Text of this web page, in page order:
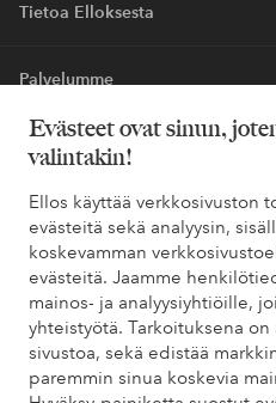
Evästeet ovat sinun,
valintakin!
Ellos käyttää verkkosivuston
evästeitä sekä analyysin,
koskevamman
evästeitä. Jaamme
mainos- ja analyysiyhtiöille,
yhteistyötä. Tarkoituksena
sivustoa, sekä edistää
paremmin sinua koskevia
Tietoa Elloksesta
Palvelumme
Ehdot
Ystävät
Turvalliset maksut –
Haluatko tietää lisää
elpy